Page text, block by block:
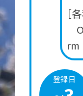
［
rm
登録日